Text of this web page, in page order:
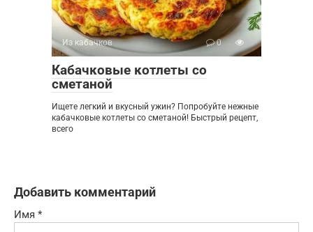
Из кабачков 0
Кабачковые котлеты со
сметаной
Ищете легкий и вкусный ужин? Попробуйте нежные
кабачковые котлеты со сметаной! Быстрый рецепт,
всего
Добавить комментарий
Имя *